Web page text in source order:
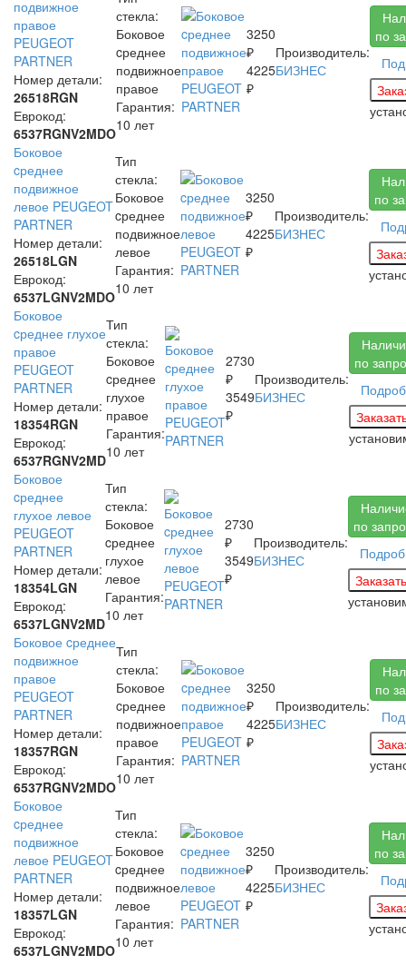
подвижное
правое
PEUGEOT
PARTNER
Номер детали:
26518RGN
Еврокод:
6537RGNV2MDO
стекла:
Боковое
cреднее
подвижное
правое
Гарантия:
10 лет
3250
₽
4225
₽
Производитель:
БИЗНЕС
по
Боковое
cреднее
подвижное
левое PEUGEOT
PARTNER
Номер детали:
26518LGN
Еврокод:
6537LGNV2MDO
Тип
стекла:
Боковое
cреднее
подвижное
левое
Гарантия:
10 лет
3250
₽
4225
₽
Производитель:
БИЗНЕС
по
Боковое
cреднее глухое
правое
PEUGEOT
PARTNER
Номер детали:
18354RGN
Еврокод:
6537RGNV2MD
Тип
стекла:
Боковое
cреднее
глухое
правое
Гарантия:
10 лет
2730
₽
3549
₽
Производитель:
БИЗНЕС
по
Боковое
cреднее
глухое левое
PEUGEOT
PARTNER
Номер детали:
18354LGN
Еврокод:
6537LGNV2MD
Тип
стекла:
Боковое
cреднее
глухое
левое
Гарантия:
10 лет
2730
₽
3549
₽
Производитель:
БИЗНЕС
по
Боковое cреднее
подвижное
правое
PEUGEOT
PARTNER
Номер детали:
18357RGN
Еврокод:
6537RGNV2MDO
Тип
стекла:
Боковое
cреднее
подвижное
правое
Гарантия:
10 лет
3250
₽
4225
₽
Производитель:
БИЗНЕС
по
Боковое
cреднее
подвижное
левое PEUGEOT
PARTNER
Номер детали:
18357LGN
Еврокод:
6537LGNV2MDO
Тип
стекла:
Боковое
cреднее
подвижное
левое
Гарантия:
10 лет
3250
₽
4225
₽
Производитель:
БИЗНЕС
по